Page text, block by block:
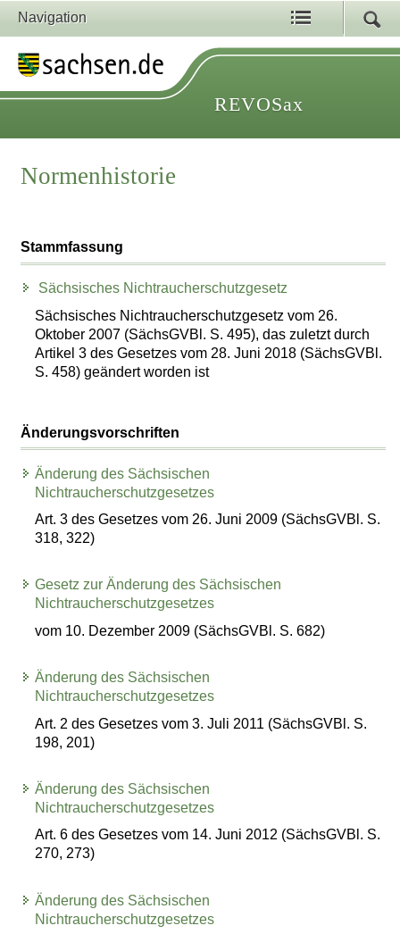
Navigation
REVOSax
Normenhistorie
Stammfassung
Sächsisches Nichtraucherschutzgesetz
Sächsisches Nichtraucherschutzgesetz vom 26.
Oktober 2007 (SächsGVBl. S. 495), das zuletzt durch
Artikel 3 des Gesetzes vom 28. Juni 2018 (SächsGVBl.
S. 458) geändert worden ist
Änderungsvorschriften
Änderung des Sächsischen
Nichtraucherschutzgesetzes
Art. 3 des Gesetzes vom 26. Juni 2009 (SächsGVBl. S.
318, 322)
Gesetz zur Änderung des Sächsischen
Nichtraucherschutzgesetzes
vom 10. Dezember 2009 (SächsGVBl. S. 682)
Änderung des Sächsischen
Nichtraucherschutzgesetzes
Art. 2 des Gesetzes vom 3. Juli 2011 (SächsGVBl. S.
198, 201)
Änderung des Sächsischen
Nichtraucherschutzgesetzes
Art. 6 des Gesetzes vom 14. Juni 2012 (SächsGVBl. S.
270, 273)
Änderung des Sächsischen
Nichtraucherschutzgesetzes